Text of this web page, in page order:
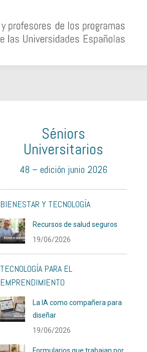
Séniors
Universitarios
48 – edición junio 2026
BIENESTAR Y TECNOLOGÍA
Recursos de salud seguros
19/06/2026
TECNOLOGÍA PARA EL
EMPRENDIMIENTO
La IA como compañera para
diseñar
19/06/2026